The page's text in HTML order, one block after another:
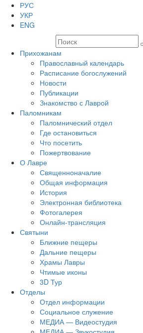
РУС
УКР
ENG
Прихожанам
Православный календарь
Расписание богослужений
Новости
Публикации
Знакомство с Лаврой
Паломникам
Паломнический отдел
Где остановиться
Что посетить
Пожертвование
О Лавре
Священноначалие
Общая информация
История
Электронная библиотека
Фотогалерея
Онлайн-трансляция
Святыни
Ближние пещеры
Дальние пещеры
Храмы Лавры
Чтимые иконы
3D Тур
Отделы
Отдел информации
Социальное служение
МЕДИА — Видеостудия